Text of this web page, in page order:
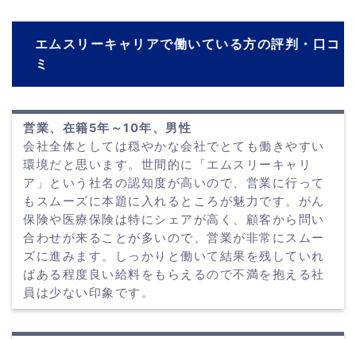
エムスリーキャリアで働いている方の評判・口コ
ミ
営業、在籍5年～10年、男性
会社全体としては穏やかな会社でとても働きやすい
環境だと思います。世間的に「エムスリーキャリ
ア」という社名の認知度が高いので、営業に行って
もスムーズに本題に入れるところが魅力です。がん
保険や医療保険は特にシェアが高く、顧客から問い
合わせが来ることが多いので、営業が非常にスムー
ズに進みます。しっかりと働いて結果を残していれ
ばある程度良い給料をもらえるので不満を抱える社
員は少ない印象です。